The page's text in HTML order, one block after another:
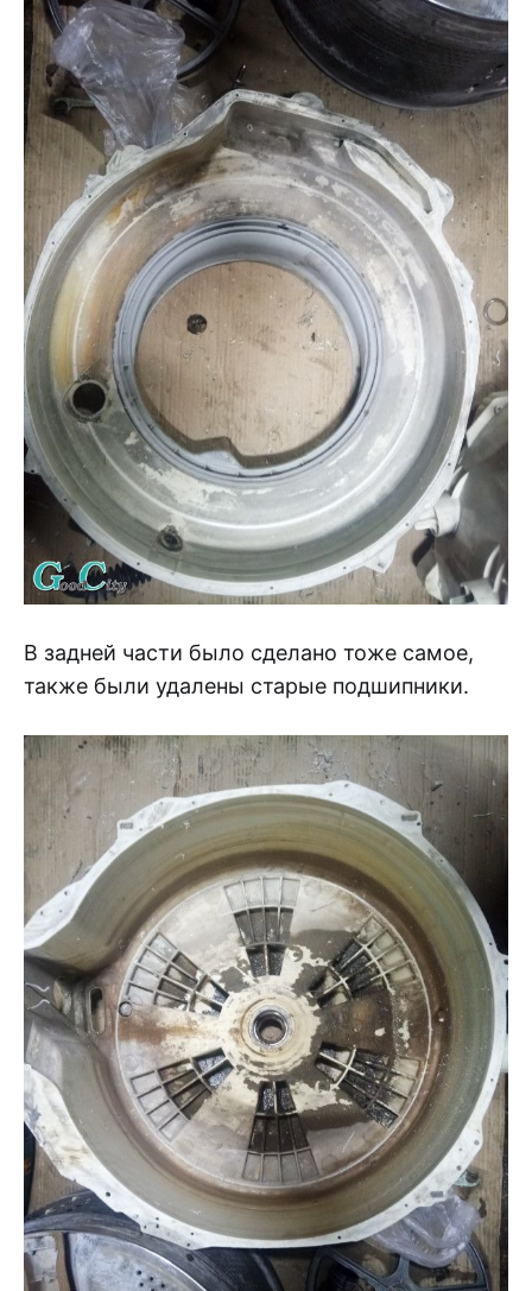
В задней части было сделано тоже самое,
также были удалены старые подшипники.